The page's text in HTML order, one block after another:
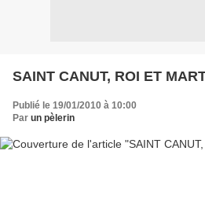
SAINT CANUT, ROI ET
Publié le 19/01/2010 à 10:00
Par un pèlerin